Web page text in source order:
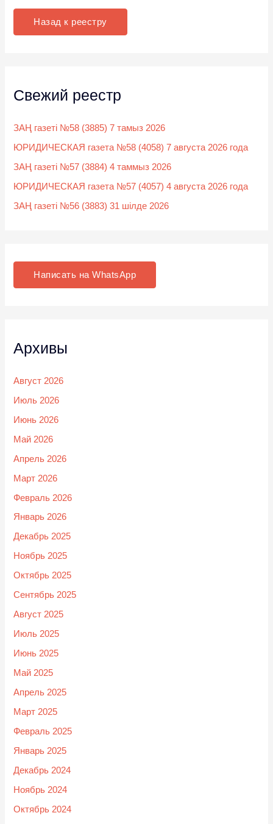
Назад к реестру
Свежий реестр
ЗАҢ газеті №58 (3885) 7 тамыз 2026
ЮРИДИЧЕСКАЯ газета №58 (4058) 7 августа 2026 года
ЗАҢ газеті №57 (3884) 4 таммыз 2026
ЮРИДИЧЕСКАЯ газета №57 (4057) 4 августа 2026 года
ЗАҢ газеті №56 (3883) 31 шілде 2026
Написать на WhatsApp
Архивы
Август 2026
Июль 2026
Июнь 2026
Май 2026
Апрель 2026
Март 2026
Февраль 2026
Январь 2026
Декабрь 2025
Ноябрь 2025
Октябрь 2025
Сентябрь 2025
Август 2025
Июль 2025
Июнь 2025
Май 2025
Апрель 2025
Март 2025
Февраль 2025
Январь 2025
Декабрь 2024
Ноябрь 2024
Октябрь 2024